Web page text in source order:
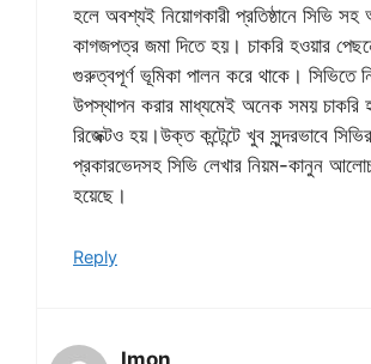
হলে অবশ্যই নিয়োগকারী প্রতিষ্ঠানে সিভি সহ
কাগজপত্র জমা দিতে হয়। চাকরি হওয়ার
গুরুত্বপূর্ণ ভূমিকা পালন করে থাকে। সিভিতে
উপস্থাপন করার মাধ্যমেই অনেক সময় চাকরি
রিজেক্টও হয়।উক্ত কন্টেন্টে খুব সুন্দরভাবে সিভির
প্রকারভেদসহ সিভি লেখার নিয়ম-কানুন
হয়েছে।
Reply
Imon